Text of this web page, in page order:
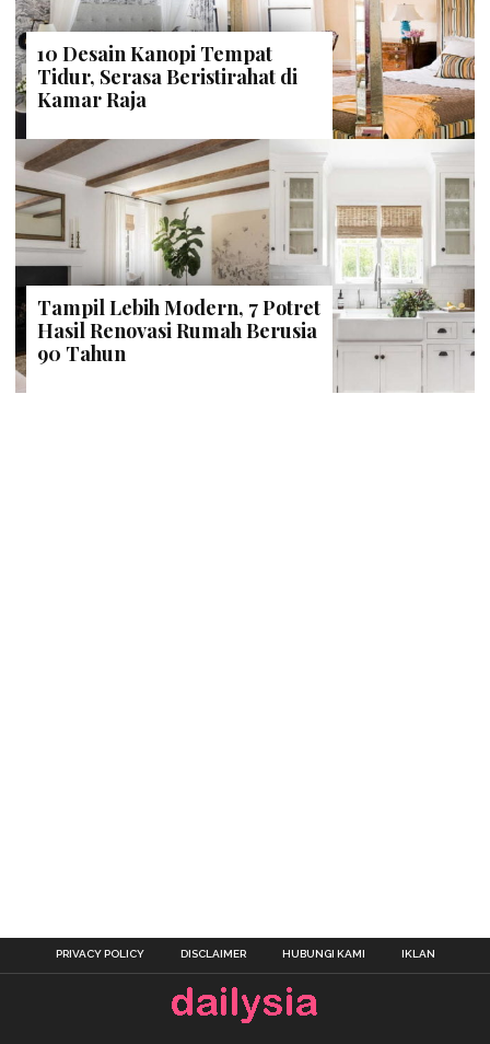
10 Desain Kanopi Tempat
Tidur, Serasa Beristirahat di
Kamar Raja
Tampil Lebih Modern, 7 Potret
Hasil Renovasi Rumah Berusia
90 Tahun
PRIVACY POLICY DISCLAIMER HUBUNGI KAMI IKLAN